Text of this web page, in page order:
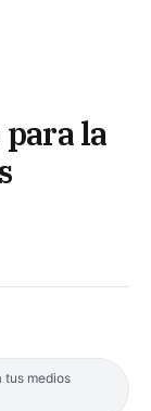
la
tus medios